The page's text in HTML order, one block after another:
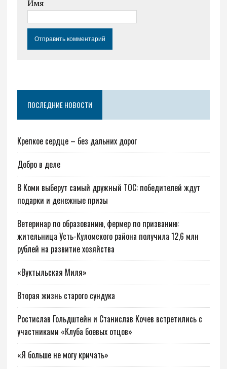
Имя
ПОСЛЕДНИЕ НОВОСТИ
Крепкое сердце – без дальних дорог
Добро в деле
В Коми выберут самый дружный ТОС: победителей ждут
подарки и денежные призы
Ветеринар по образованию, фермер по призванию:
жительница Усть-Куломского района получила 12,6 млн
рублей на развитие хозяйства
«Вуктыльская Миля»
Вторая жизнь старого сундука
Ростислав Гольдштейн и Станислав Кочев встретились с
участниками «Клуба боевых отцов»
«Я больше не могу кричать»